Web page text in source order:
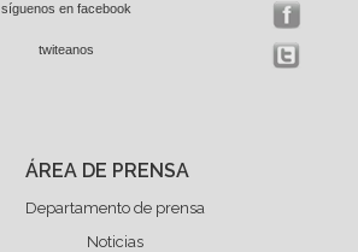
síguenos en facebook
twiteanos
ÁREA DE PRENSA
Departamento de prensa
Noticias